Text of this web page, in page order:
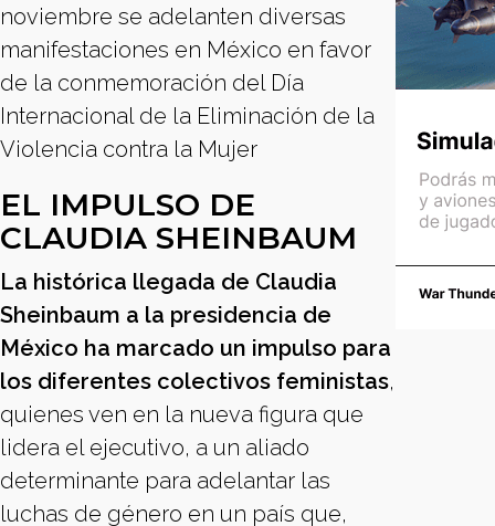
noviembre se adelanten diversas
manifestaciones en México en favor
de la conmemoración del Día
Internacional de la Eliminación de la
Violencia contra la Mujer
EL IMPULSO DE
CLAUDIA SHEINBAUM
La histórica llegada de Claudia
Sheinbaum a la presidencia de
México ha marcado un impulso para
los diferentes colectivos feministas,
quienes ven en la nueva figura que
lidera el ejecutivo, a un aliado
determinante para adelantar las
luchas de género en un país que,